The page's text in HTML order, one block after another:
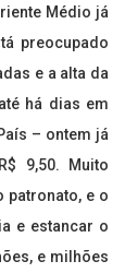
Médio já
preocupado
e a alta da
há dias em
– ontem já
9,50. Muito
patronato, e o
e estancar o
e milhões